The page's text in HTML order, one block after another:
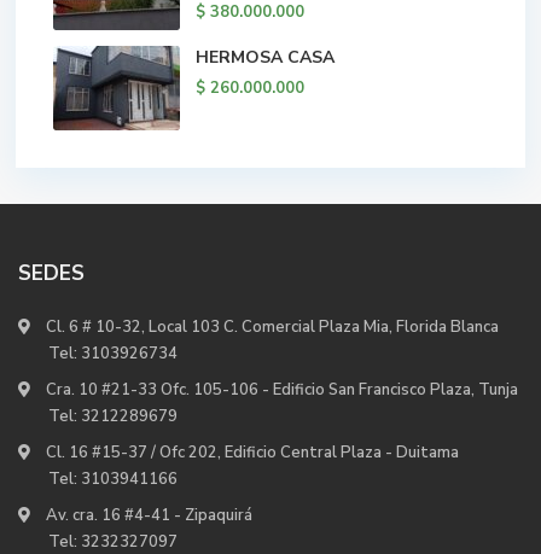
$ 380.000.000
HERMOSA CASA
$ 260.000.000
SEDES
Cl. 6 # 10-32, Local 103 C. Comercial Plaza Mia, Florida Blanca
Tel: 3103926734
Cra. 10 #21-33 Ofc. 105-106 - Edificio San Francisco Plaza, Tunja
Tel: 3212289679
Cl. 16 #15-37 / Ofc 202, Edificio Central Plaza - Duitama
Tel: 3103941166
Av. cra. 16 #4-41 - Zipaquirá
Tel: 3232327097